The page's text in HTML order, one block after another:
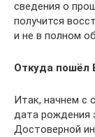
сведения о
получится
и не в полном
Откуда пошёл
Итак, начнем с
дата рождения
Достоверной